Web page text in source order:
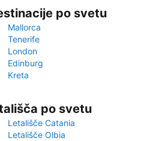
po svetu
Mallorca
Tenerife
London
Edinburg
Kreta
po svetu
Letališče Catania
Letališče Olbia